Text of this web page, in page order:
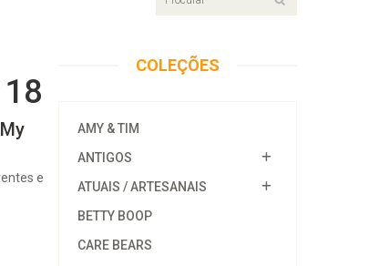
e
COLEÇÕES
AMY & TIM
ANTIGOS
ATUAIS / ARTESANAIS
BETTY BOOP
CARE BEARS